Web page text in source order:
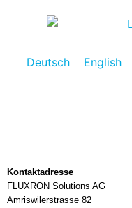
Deutsch English
Kontaktadresse
FLUXRON Solutions AG
Amriswilerstrasse 82